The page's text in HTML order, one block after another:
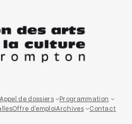
Appel de dossiers
Programmation
Offre d’emploiArchives Contact